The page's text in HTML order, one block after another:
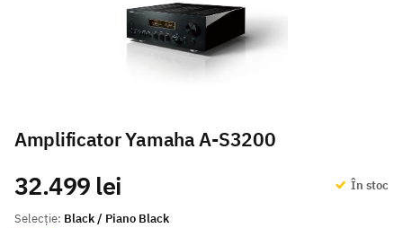
Amplificator Yamaha A-S3200
În stoc
Selecție: Black / Piano Black
32.499 lei